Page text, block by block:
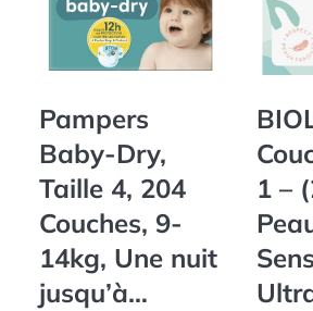
Pampers
Baby-Dry,
Taille 4, 204
Couches, 9-
14kg, Une nuit
jusqu’à…
1 –